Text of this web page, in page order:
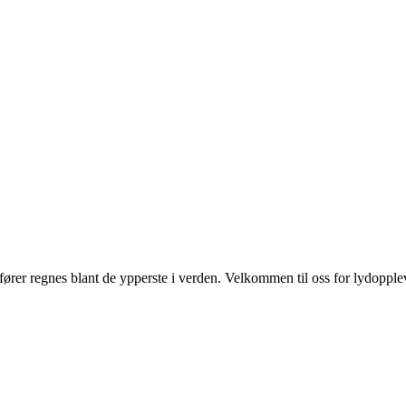
regnes blant de ypperste i verden. Velkommen til oss for